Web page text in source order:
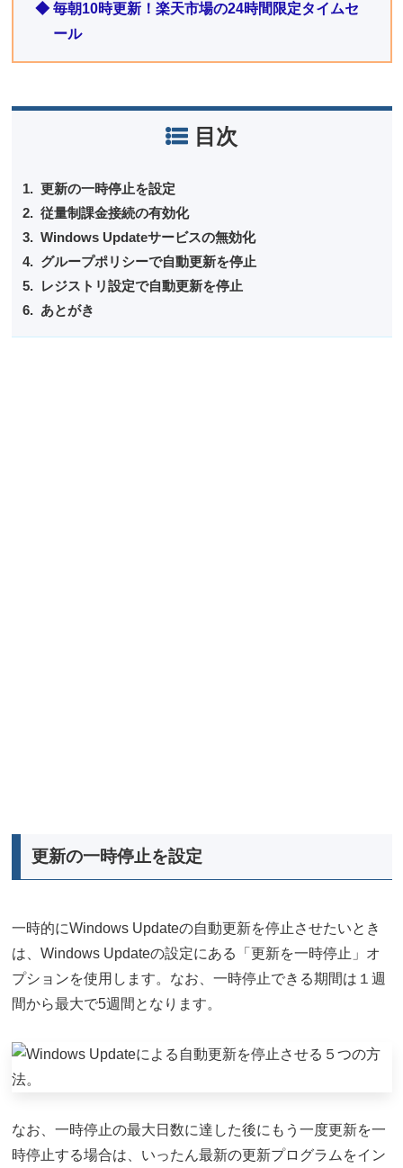
◆ 毎朝10時更新！楽天市場の24時間限定タイムセ
ール
目次
更新の一時停止を設定
従量制課金接続の有効化
Windows Updateサービスの無効化
グループポリシーで自動更新を停止
レジストリ設定で自動更新を停止
あとがき
更新の一時停止を設定
一時的にWindows Updateの自動更新を停止させたいとき
は、Windows Updateの設定にある「更新を一時停止」オ
プションを使用します。なお、一時停止できる期間は１週
間から最大で5週間となります。
なお、一時停止の最大日数に達した後にもう一度更新を一
時停止する場合は、いったん最新の更新プログラムをイン